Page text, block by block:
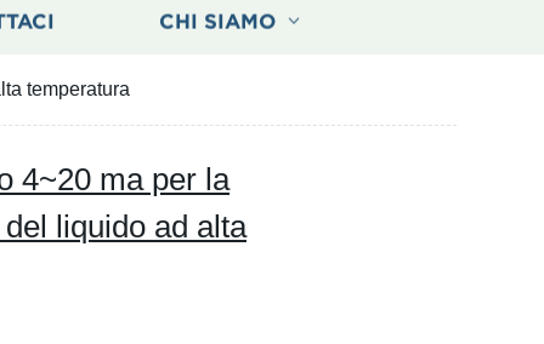
CHI SIAMO
temperatura
4~20 ma per la
liquido ad alta